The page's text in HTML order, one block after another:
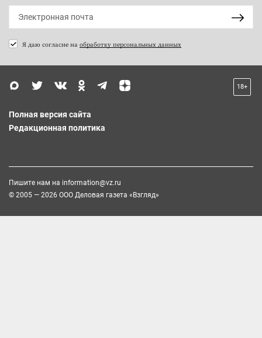
Я даю согласие на обработку персональных данных
18+
Полная версия сайта
Редакционная политика
Пишите нам на information@vz.ru
© 2005 — 2026 ООО Деловая газета «Взгляд»